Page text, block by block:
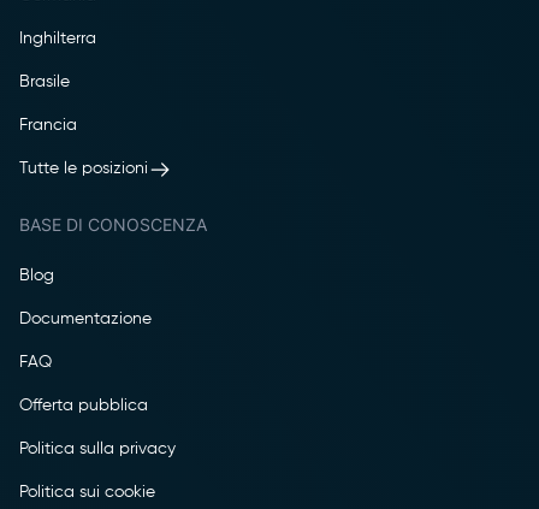
Inghilterra
Brasile
Francia
Tutte le posizioni
BASE DI CONOSCENZA
Blog
Documentazione
FAQ
Offerta pubblica
Politica sulla privacy
Politica sui cookie